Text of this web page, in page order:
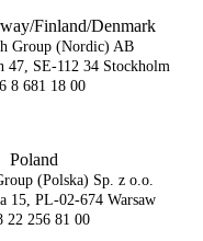
Finland/Denmark
Group (Nordic) AB
47, SE-112 34 Stockholm
8 681 18 00
Poland
(Polska) Sp. z o.o.
15, PL-02-674 Warsaw
22 256 81 00